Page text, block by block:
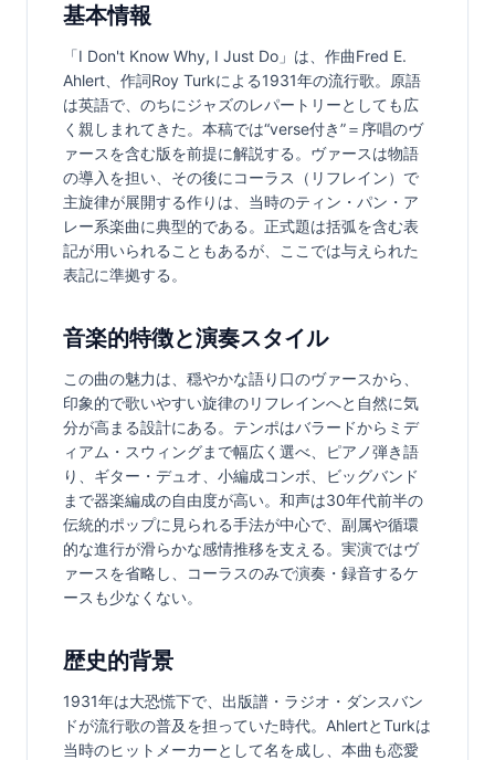
基本情報
「I Don't Know Why, I Just Do」は、作曲Fred E.
Ahlert、作詞Roy Turkによる1931年の流行歌。原語
は英語で、のちにジャズのレパートリーとしても広
く親しまれてきた。本稿では“verse付き”＝序唱のヴ
ァースを含む版を前提に解説する。ヴァースは物語
の導入を担い、その後にコーラス（リフレイン）で
主旋律が展開する作りは、当時のティン・パン・ア
レー系楽曲に典型的である。正式題は括弧を含む表
記が用いられることもあるが、ここでは与えられた
表記に準拠する。
音楽的特徴と演奏スタイル
この曲の魅力は、穏やかな語り口のヴァースから、
印象的で歌いやすい旋律のリフレインへと自然に気
分が高まる設計にある。テンポはバラードからミデ
ィアム・スウィングまで幅広く選べ、ピアノ弾き語
り、ギター・デュオ、小編成コンボ、ビッグバンド
まで器楽編成の自由度が高い。和声は30年代前半の
伝統的ポップに見られる手法が中心で、副属や循環
的な進行が滑らかな感情推移を支える。実演ではヴ
ァースを省略し、コーラスのみで演奏・録音するケ
ースも少なくない。
歴史的背景
1931年は大恐慌下で、出版譜・ラジオ・ダンスバン
ドが流行歌の普及を担っていた時代。AhlertとTurkは
当時のヒットメーカーとして名を成し、本曲も恋愛